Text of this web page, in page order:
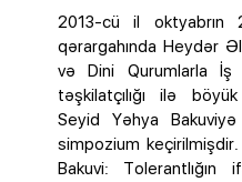
2013-cü il oktyabrın
qərargahında Heydər
və Dini Qurumlarla
təşkilatçılığı ilə
Seyid Yəhya
simpozium
Bakuvi: Tolerantlığın